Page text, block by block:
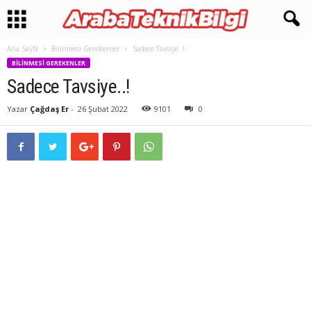
Ana Sayfa Bilinmesi Gerekenler Sadece Tavsiye..!
BILINMESI GEREKENLER
Sadece Tavsiye..!
Yazar Çağdaş Er - 26 Şubat 2022 9101 0